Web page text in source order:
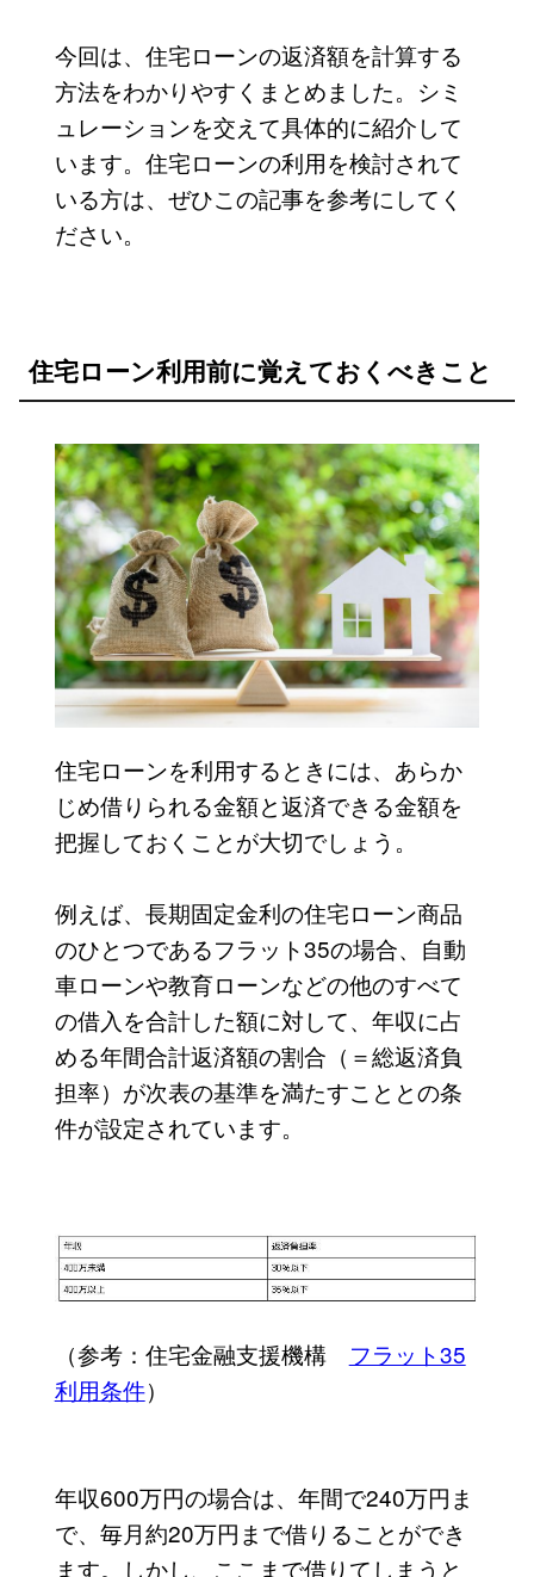
今回は、住宅ローンの返済額を計算する
方法をわかりやすくまとめました。シミ
ュレーションを交えて具体的に紹介して
います。住宅ローンの利用を検討されて
いる方は、ぜひこの記事を参考にしてく
ださい。
住宅ローン利用前に覚えておくべきこと
住宅ローンを利用するときには、あらか
じめ借りられる金額と返済できる金額を
把握しておくことが大切でしょう。
例えば、長期固定金利の住宅ローン商品
のひとつであるフラット35の場合、自動
車ローンや教育ローンなどの他のすべて
の借入を合計した額に対して、年収に占
める年間合計返済額の割合（＝総返済負
担率）が次表の基準を満たすこととの条
件が設定されています。
（参考：住宅金融支援機構 フラット35
利用条件）
年収600万円の場合は、年間で240万円ま
で、毎月約20万円まで借りることができ
ます。しかし、ここまで借りてしまうと